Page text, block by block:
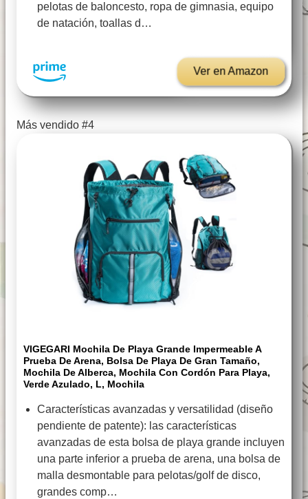
pelotas de baloncesto, ropa de gimnasia, equipo
de natación, toallas d…
Ver en Amazon
Más vendido #4
VIGEGARI Mochila De Playa Grande Impermeable A
Prueba De Arena, Bolsa De Playa De Gran Tamaño,
Mochila De Alberca, Mochila Con Cordón Para Playa,
Verde Azulado, L, Mochila
Características avanzadas y versatilidad (diseño
pendiente de patente): las características
avanzadas de esta bolsa de playa grande incluyen
una parte inferior a prueba de arena, una bolsa de
malla desmontable para pelotas/golf de disco,
grandes comp…